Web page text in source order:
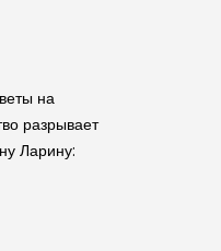
на
разрывает
Ларину: